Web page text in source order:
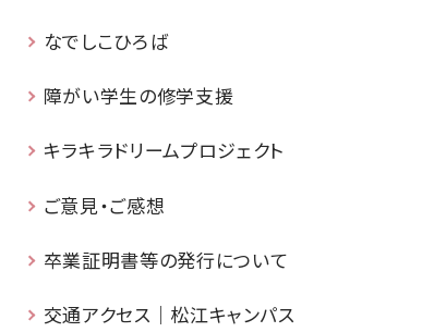
なでしこひろば
障がい学生の修学支援
キラキラドリームプロジェクト
ご意見・ご感想
卒業証明書等の発行について
交通アクセス｜松江キャンパス